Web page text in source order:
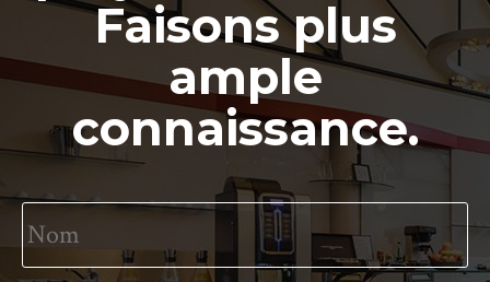
Faisons plus
ample
connaissance.